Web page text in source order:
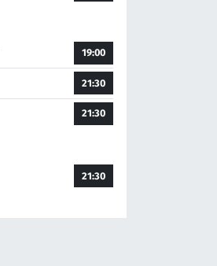
19:00
21:30
21:30
21:30